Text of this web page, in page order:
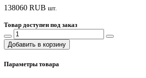
138060 RUB шт.
Товар доступен под заказ
Добавить в корзину
Параметры товара